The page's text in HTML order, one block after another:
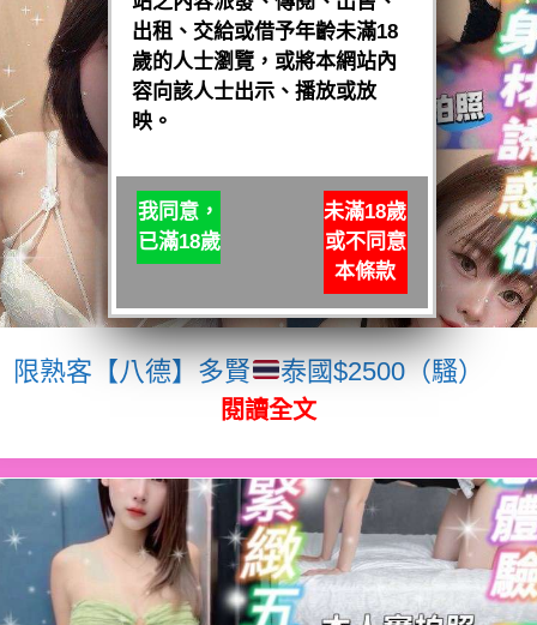
限熟客【八德】多賢 泰國$2500（騷）
閱讀全文
出租、交給或借予年齡未滿18
歲的人士瀏覽，或將本網站內
容向該人士出示、播放或放
映。
我同意，
已滿18歲
未滿18歲
或不同意
本條款